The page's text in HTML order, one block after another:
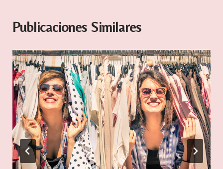
Publicaciones Similares